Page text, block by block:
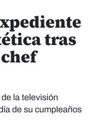
tras
la televisión
de su cumpleaños